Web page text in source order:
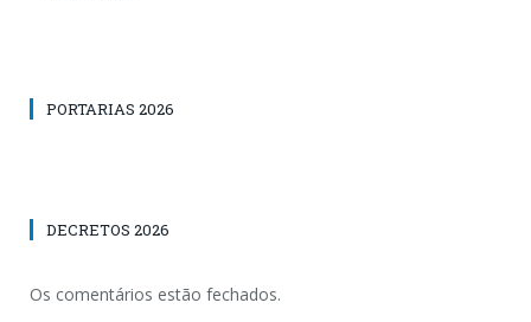
PORTARIAS 2026
DECRETOS 2026
Os comentários estão fechados.